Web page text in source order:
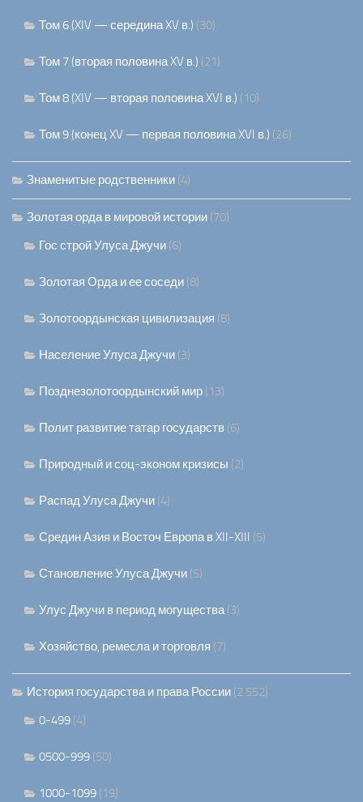
Том 6 (XIV — середина XV в.) (30)
Том 7 (вторая половина XV в.) (21)
Том 8 (XIV — вторая половина XVI в.) (10)
Том 9 (конец XV — первая половина XVI в.) (26)
Знаменитые родственники (4)
Золотая орда в мировой истории (70)
Гос строй Улуса Джучи (6)
Золотая Орда и ее соседи (8)
Золотоордынская цивилизация (8)
Население Улуса Джучи (3)
Позднезолотоордынский мир (13)
Полит развитие татар государств (6)
Природный и соц-эконом кризисы (2)
Распад Улуса Джучи (4)
Средин Азия и Восточ Европа в XII-XIII (5)
Становление Улуса Джучи (5)
Улус Джучи в период могущества(3)
Хозяйство, ремесла и торговля (7)
История государства и права России (2 552)
0-499 (4)
0500-999 (50)
1000-1099 (19)